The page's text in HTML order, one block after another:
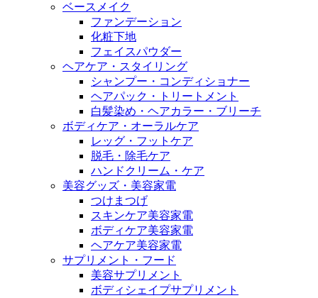
ベースメイク
ファンデーション
化粧下地
フェイスパウダー
ヘアケア・スタイリング
シャンプー・コンディショナー
ヘアパック・トリートメント
白髪染め・ヘアカラー・ブリーチ
ボディケア・オーラルケア
レッグ・フットケア
脱毛・除毛ケア
ハンドクリーム・ケア
美容グッズ・美容家電
つけまつげ
スキンケア美容家電
ボディケア美容家電
ヘアケア美容家電
サプリメント・フード
美容サプリメント
ボディシェイプサプリメント